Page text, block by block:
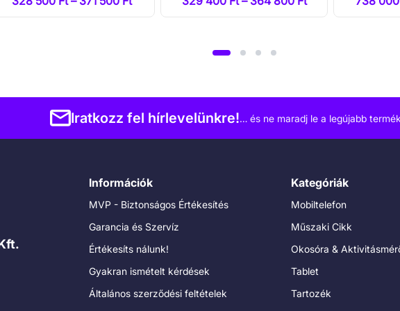
Iratkozz fel hírlevelünkre!… és ne maradj le a legújabb
Információk
MVP - Biztonságos Értékesítés
Garancia és Szervíz
Értékesíts nálunk!
Gyakran ismételt kérdések
Általános szerződési feltételek
Kategóriák
Mobiltelefon
Műszaki Cikk
Okosóra &
Tablet
Tartozék